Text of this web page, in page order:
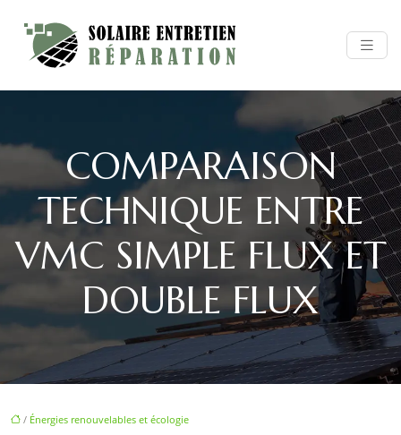
COMPARAISON
TECHNIQUE ENTRE
VMC SIMPLE FLUX ET
DOUBLE FLUX
/ Énergies renouvelables et écologie